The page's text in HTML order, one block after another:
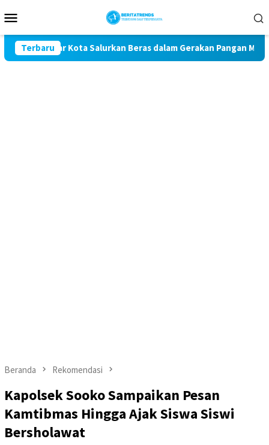
ke
Mobile
Terbaru
Blitar Kota Salurkan Beras dalam Gerakan Pangan Murah
Beranda Rekomendasi
Kapolsek Sooko Sampaikan Pesan
Kamtibmas Hingga Ajak Siswa Siswi
Bersholawat